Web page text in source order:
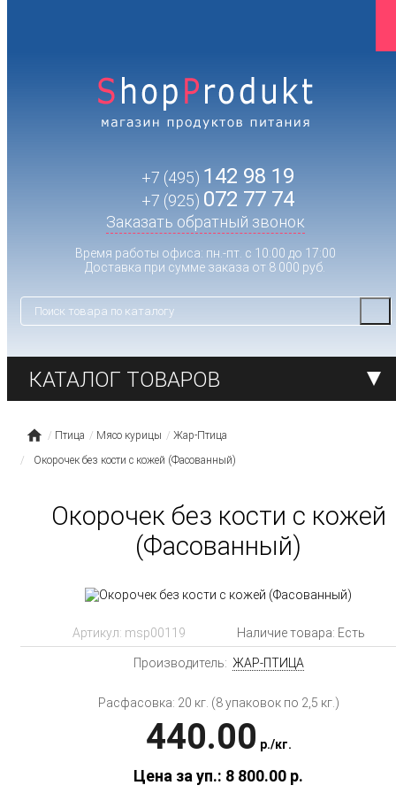
+7 (495) 142 98 19
+7 (925) 072 77 74
Заказать обратный звонок
Время работы офиса: пн.-пт. с 10:00 до 17:00
Доставка при сумме заказа от 8 000 руб.
КАТАЛОГ ТОВАРОВ
Птица Мясо курицы
Жар-Птица
Окорочек без кости с кожей (Фасованный)
Окорочек без кости с кожей
(Фасованный)
Артикул: msp00119 Наличие товара: Есть
Производитель: ЖАР-ПТИЦА
Расфасовка: 20 кг. (8 упаковок по 2,5 кг.)
440.00 p./кг.
Цена за уп.: 8 800.00 p.